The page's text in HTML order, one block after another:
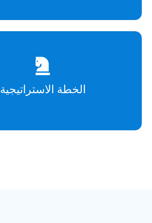
الخطة الاستراتيجية